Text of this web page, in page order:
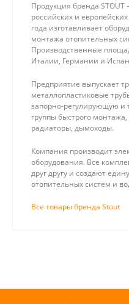
Продукция бренда
российских и
года изготавливает
монтажа отопительных
Производственные
Италии, Германии и
Предприятие выпускает
металлопластиковые
запорно-регулирующую и
группы быстрого
радиаторы, дымоходы.
Компания производит
оборудования. Все
друг другу и создают
отопительных систем и
Все товары бренда Stout